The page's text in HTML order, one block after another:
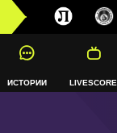
ИСТОРИИ LIVESCORE